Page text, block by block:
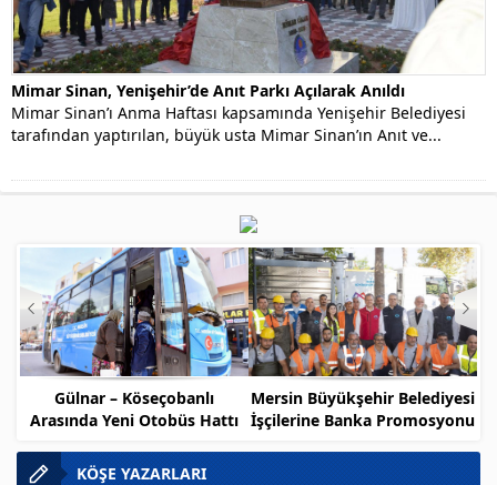
Mimar Sinan, Yenişehir’de Anıt Parkı Açılarak Anıldı
Mimar Sinan’ı Anma Haftası kapsamında Yenişehir Belediyesi
tarafından yaptırılan, büyük usta Mimar Sinan’ın Anıt ve...
Gülnar – Köseçobanlı
Arasında Yeni Otobüs Hattı
Mersin Büyükşehir Belediyesi
İşçilerine Banka Promosyonu
KÖŞE YAZARLARI